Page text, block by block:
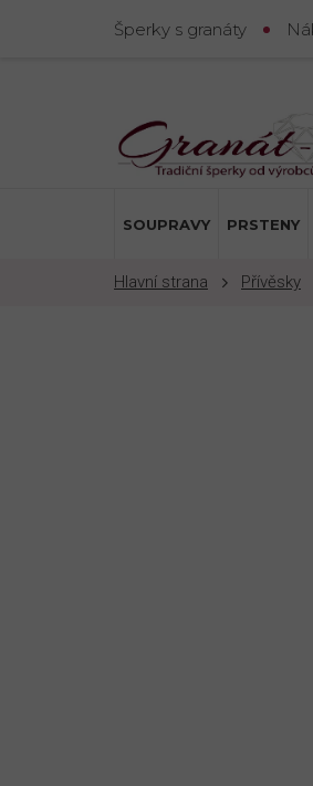
Šperky s granáty
SOUPRAVY PRSTENY
Přívěsky